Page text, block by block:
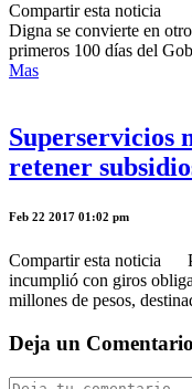
Compartir esta noticia
Digna se convierte en
primeros 100 días del
Mas
Superservicios
retener
Feb 22 2017 01:02 pm
Compartir esta noticia
incumplió con giros
millones de pesos,
Deja un Comentario